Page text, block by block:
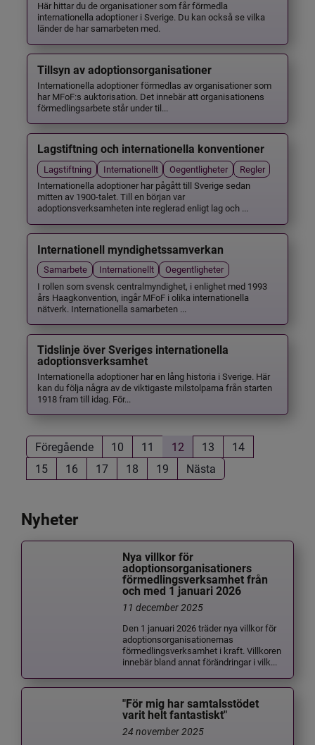
Här hittar du de organisationer som får förmedla
internationella adoptioner i Sverige. Du kan också se vilka
länder de har samarbeten med.
Tillsyn av adoptionsorganisationer
Internationella adoptioner förmedlas av organisationer som
har MFoF:s auktorisation. Det innebär att organisationens
förmedlingsarbete står under til...
Lagstiftning och internationella konventioner
Lagstiftning Internationellt Oegentligheter
Regler
Internationella adoptioner har pågått till Sverige sedan
mitten av 1900-talet. Till en början var
adoptionsverksamheten inte reglerad enligt lag och ...
Internationell myndighetssamverkan
Samarbete Internationellt
Oegentligheter
I rollen som svensk centralmyndighet, i enlighet med 1993
års Haagkonvention, ingår MFoF i olika internationella
nätverk. Internationella samarbeten ...
Tidslinje över Sveriges internationella
adoptionsverksamhet
Internationella adoptioner har en lång historia i Sverige. Här
kan du följa några av de viktigaste milstolparna från starten
1918 fram till idag. För...
Föregående 10 11 12 13
14
15
16 17 18 19 Nästa
Nyheter
Nya villkor för
adoptionsorganisationers
förmedlingsverksamhet från
och med 1 januari 2026
11 december 2025
Den 1 januari 2026 träder nya villkor för
adoptionsorganisationernas
förmedlingsverksamhet i kraft. Villkoren
innebär bland annat förändringar i vilk...
"För mig har samtalsstödet
varit helt fantastiskt"
24 november 2025